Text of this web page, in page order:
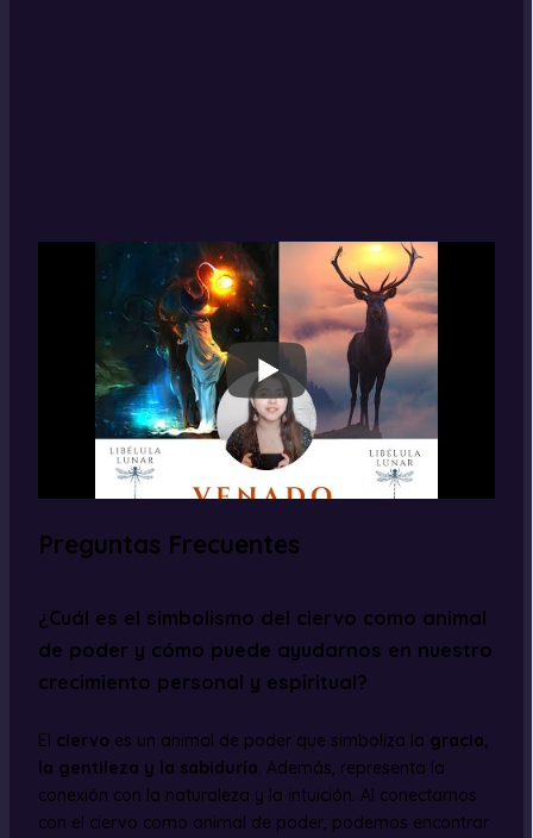
Preguntas Frecuentes
¿Cuál es el simbolismo del ciervo como animal
de poder y cómo puede ayudarnos en nuestro
crecimiento personal y espiritual?
El ciervoes un animal de poder que simboliza la gracia,
la gentileza y la sabiduría. Además, representa la
conexión con la naturaleza y la intuición. Al conectarnos
con el ciervo como animal de poder, podemos encontrar